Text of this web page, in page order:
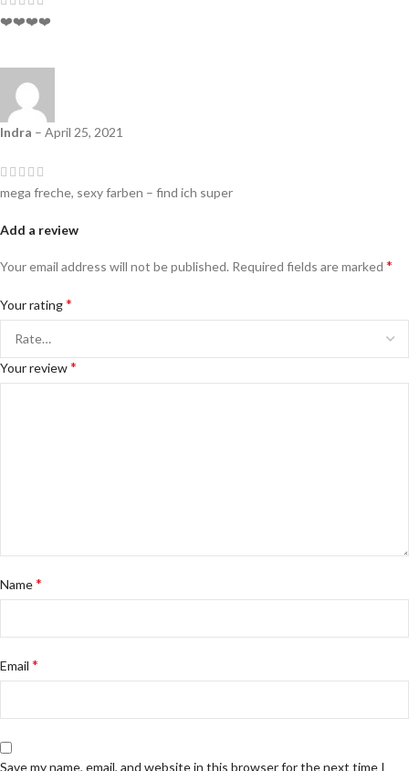
❤️❤️❤️❤️
Indra – April 25, 2021
mega freche, sexy farben – find ich super
Add a review
Your email address will not be published. Required fields are marked *
Your rating*
Your review*
Name*
Email *
Save my name, email, and website in this browser for the next time I